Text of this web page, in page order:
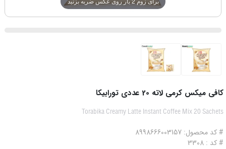
کافی میکس کرمی لاته 20 عددی تورابیکا
Torabika Creamy Latte Instant Coffee Mix 20 Sachets
# کد محصول: 8998666003157
# کد : 3308